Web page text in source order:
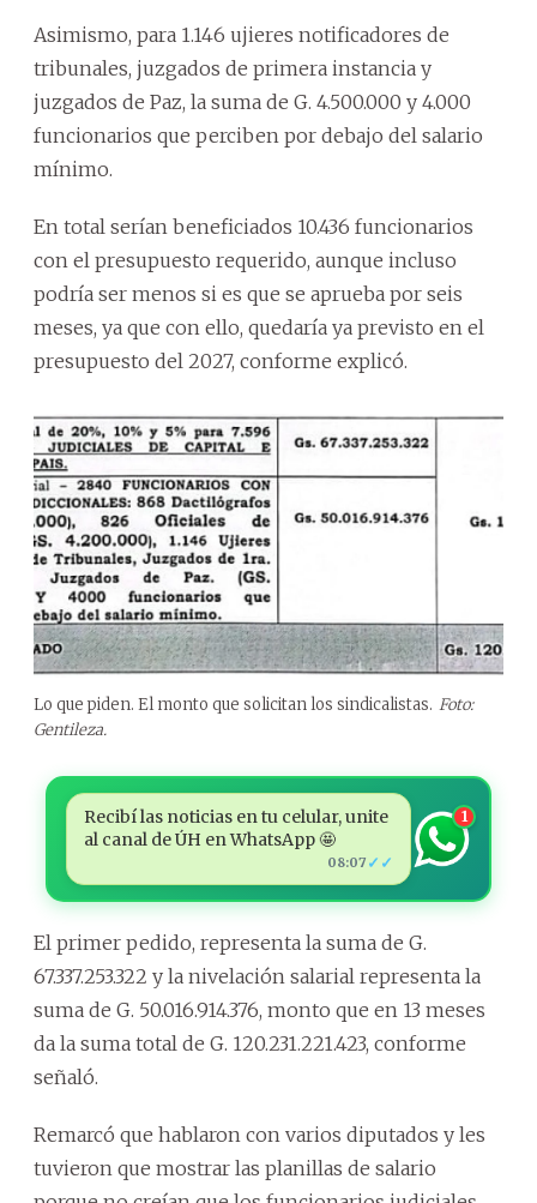
Asimismo, para 1.146 ujieres notificadores de
tribunales, juzgados de primera instancia y
juzgados de Paz, la suma de G. 4.500.000 y 4.000
funcionarios que perciben por debajo del salario
mínimo.
En total serían beneficiados 10.436 funcionarios
con el presupuesto requerido, aunque incluso
podría ser menos si es que se aprueba por seis
meses, ya que con ello, quedaría ya previsto en el
presupuesto del 2027, conforme explicó.
Lo que piden. El monto que solicitan los sindicalistas. Foto:
Gentileza.
Recibí las noticias en tu celular, unite
al canal de ÚH en WhatsApp 🤩
08:07 ✓✓
1
El primer pedido, representa la suma de G.
67.337.253.322 y la nivelación salarial representa la
suma de G. 50.016.914.376, monto que en 13 meses
da la suma total de G. 120.231.221.423, conforme
señaló.
Remarcó que hablaron con varios diputados y les
tuvieron que mostrar las planillas de salario